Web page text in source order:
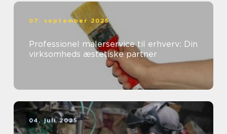
07. september 2025
Professionel malerservice til erhverv: Din
virksomheds æstetiske partner
04. juli 2025